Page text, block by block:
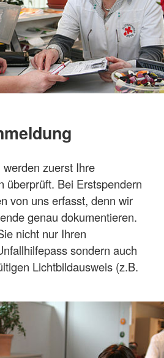
zuerst Ihre
überprüft. Bei Erstspendern
von uns erfasst, denn wir
genau dokumentieren.
nicht nur Ihren
sondern auch
Lichtbildausweis (z.B.